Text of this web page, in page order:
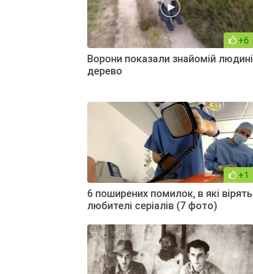
+6
Ворони показали знайомій людині
дерево
+1
6 поширених помилок, в які вірять
любителі серіалів (7 фото)